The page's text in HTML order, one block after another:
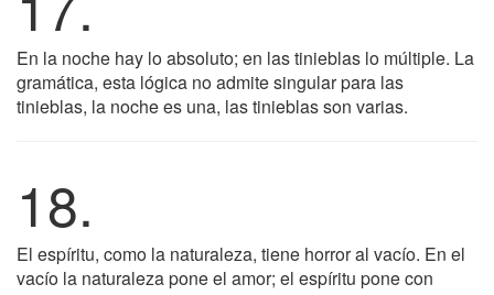
En la noche hay lo absoluto; en las tinieblas lo múltiple. La
gramática, esta lógica no admite singular para las
tinieblas, la noche es una, las tinieblas son varias.
18.
El espíritu, como la naturaleza, tiene horror al vacío. En el
vacío la naturaleza pone el amor; el espíritu pone con